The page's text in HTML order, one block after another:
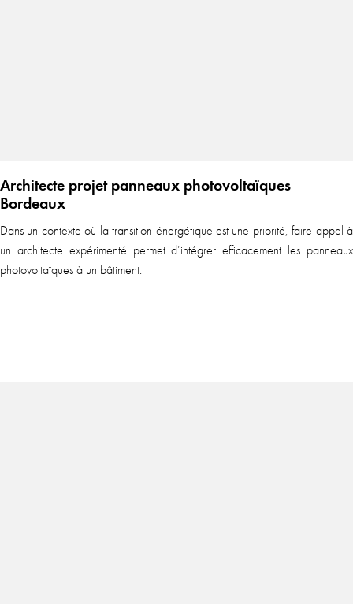
Architecte projet panneaux photovoltaïques
Bordeaux
Dans un contexte où la transition énergétique est une priorité, faire appel à
un architecte expérimenté permet d’intégrer efficacement les panneaux
photovoltaïques à un bâtiment.